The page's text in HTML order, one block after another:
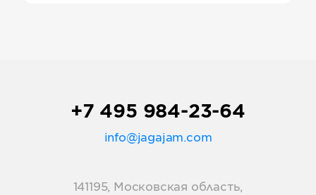
+7 495 984-23-64
info@jagajam.com
141195, Московская область,